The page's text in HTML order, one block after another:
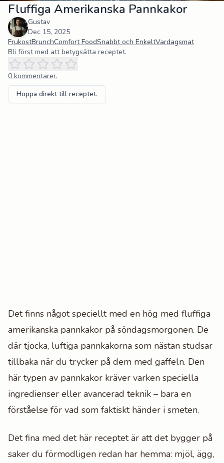
Fluffiga Amerikanska Pannkakor
Gustav
Dec 15, 2025
FrukostBrunchComfort FoodSnabbt och EnkeltVardagsmat
Bli först med att betygsätta receptet.
0 kommentarer.
Hoppa direkt till receptet.
Det finns något speciellt med en hög med fluffiga
amerikanska pannkakor på söndagsmorgonen. De
där tjocka, luftiga pannkakorna som nästan studsar
tillbaka när du trycker på dem med gaffeln. Den
här typen av pannkakor kräver varken speciella
ingredienser eller avancerad teknik – bara en
förståelse för vad som faktiskt händer i smeten.
Det fina med det här receptet är att det bygger på
saker du förmodligen redan har hemma: mjöl, ägg,